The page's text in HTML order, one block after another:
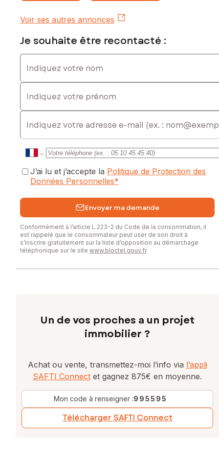
Contactez votre conseiller SAFTI : Julie MOTTIER, Tél. :
commercial immatriculé au RSAC de La Rochelle sous le
Voir ses autres annonces
Je souhaite être recontacté :
Indiquez votre nom
Indiquez votre prénom
E-mail
J’ai lu et j’accepte la Politique de Protection des
Données Personnelles*
Envoyer ma demande
Conformément à l’article L.223-2 du Code de la consommation, il
est rappelé que le consommateur peut user de son droit à
s’inscrire gratuitement sur la liste d’opposition au démarchage
téléphonique sur le site www.bloctel.gouv.fr.
Un de vos proches a un projet
immobilier ?
Achat ou vente, transmettez-moi l’info via l’appli
SAFTI Connect et gagnez 875€ en moyenne.
Mon code à renseigner :995595
Télécharger SAFTI Connect